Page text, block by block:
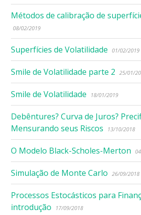
Métodos de calibração de
08/02/2019
Superfícies de Volatilidade 01/02/2019
Smile de Volatilidade parte 2 25/01/
Smile de Volatilidade 18/01/2019
Debêntures? Curva de Juros?
Mensurando seus Riscos
13/10/2018
O Modelo Black-Scholes-Merton
Simulação de Monte Carlo 26/09/2018
Processos Estocásticos para
introdução
17/09/2018